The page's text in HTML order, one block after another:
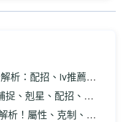
、iv推薦、剋星全都有！
配招、原始回歸都有！
克制、補抓方法一篇通！